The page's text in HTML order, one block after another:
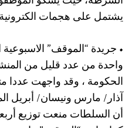
يشتمل على هجمات الكترونية
• جريدة “الموقف”
واحدة من عدد قليل من
الحكومة ، وقد واجهت عددا
آذار/ مارس ونيسان/ أبريل
أن السلطات منعت توزيع